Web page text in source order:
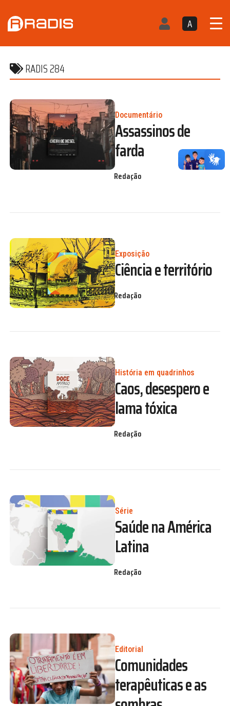
A
RADIS 284
Documentário
Assassinos de
farda
Redação
Exposição
Ciência e território
Redação
História em quadrinhos
Caos, desespero e
lama tóxica
Redação
Série
Saúde na América
Latina
Redação
Editorial
Comunidades
terapêuticas e as